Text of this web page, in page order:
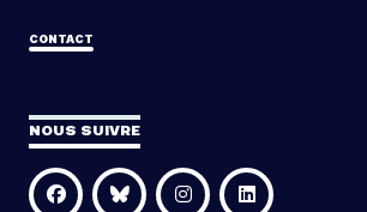
CONTACT
NOUS SUIVRE